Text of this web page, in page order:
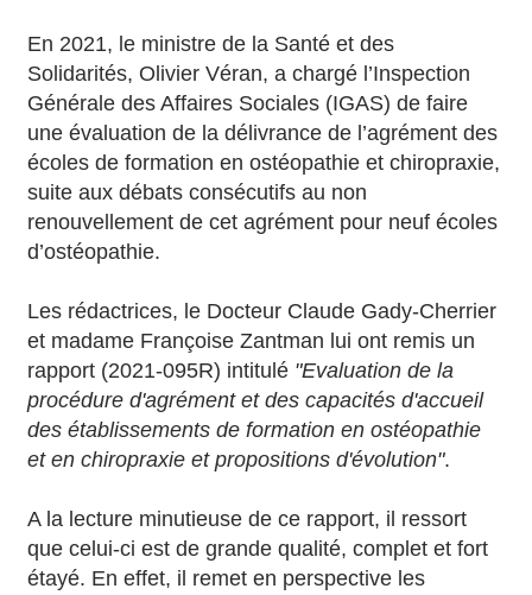
En 2021, le ministre de la Santé et des
Solidarités, Olivier Véran, a chargé l’Inspection
Générale des Affaires Sociales (IGAS) de faire
une évaluation de la délivrance de l’agrément des
écoles de formation en ostéopathie et chiropraxie,
suite aux débats consécutifs au non
renouvellement de cet agrément pour neuf écoles
d’ostéopathie.
Les rédactrices, le Docteur Claude Gady-Cherrier
et madame Françoise Zantman lui ont remis un
rapport (2021-095R) intitulé "Evaluation de la
procédure d'agrément et des capacités d'accueil
des établissements de formation en ostéopathie
et en chiropraxie et propositions d'évolution".
A la lecture minutieuse de ce rapport, il ressort
que celui-ci est de grande qualité, complet et fort
étayé. En effet, il remet en perspective les